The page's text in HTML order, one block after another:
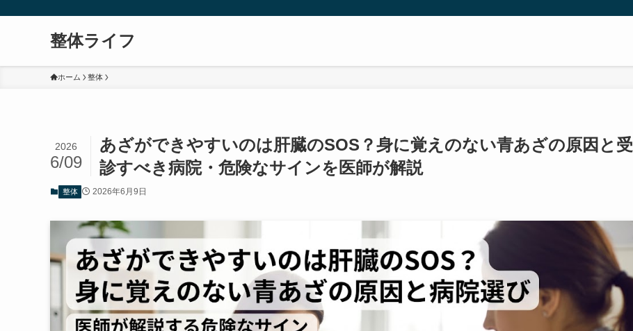
整体ライフ
ホーム 整体
あざができやすいのは肝臓のSOS？身に覚えのない青あざの原因と受
診すべき病院・危険なサインを医師が解説
2026
6/09
整体 2026年6月9日